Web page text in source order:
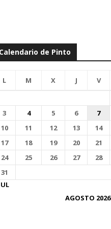
de Pinto
AGOSTO 2026
L M X J V
3
4 5 6 7
10
11 12 13 14
17
18 19 20 21
24
25 26 27 28
31